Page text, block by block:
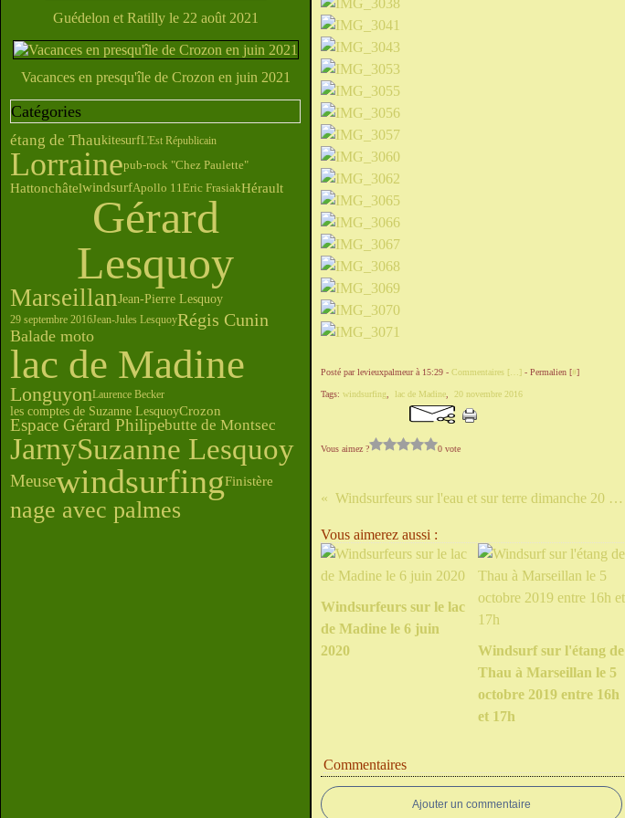
Guédelon et Ratilly le 22 août 2021
Vacances en presqu'île de Crozon en juin 2021
Catégories
étang de ThaukitesurfL'Est Républicain
Lorrainepub-rock "Chez Paulette"
HattonchâtelwindsurfApollo 11 Eric FrasiakHérault
Gérard
Lesquoy
MarseillanJean-Pierre Lesquoy
29 septembre 2016Jean-Jules LesquoyRégis Cunin
Balade moto
lac de Madine
LonguyonLaurence Becker
les comptes de Suzanne LesquoyCrozon
Espace Gérard Philipebutte de Montsec
JarnySuzanne Lesquoy
MeusewindsurfingFinistère
nage avec palmes
Posté par levieuxpalmeur à 15:29 - Commentaires [ ] - Permalien [#]
Tags: windsurfing lac de Madine 20 novembre 2016
Vous aimez ? 0 vote
Windsurfeurs sur l'eau et sur terre dimanche 20 novembre à Madine
Vous aimerez aussi :
Windsurfeurs sur le lac
de Madine le 6 juin
2020
Windsurf sur l'étang de
Thau à Marseillan le 5
octobre 2019 entre 16h
et 17h
Commentaires
Ajouter un commentaire